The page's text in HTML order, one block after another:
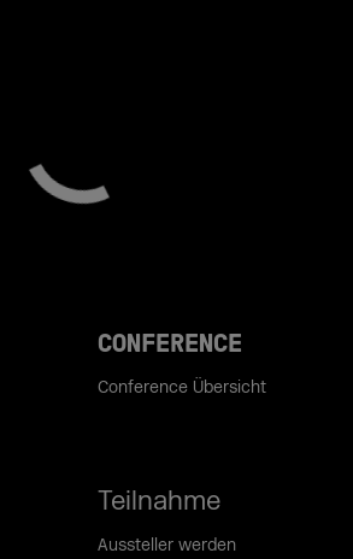
CONFERENCE
Conference Übersicht
Teilnahme
Aussteller werden